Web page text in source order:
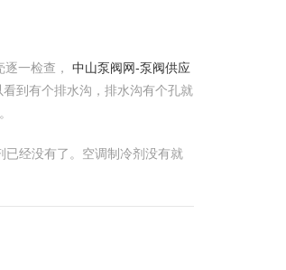
一检查， 中山泵阀网-泵阀供应
到有个排水沟，排水沟有个孔就
经没有了。空调制冷剂没有就